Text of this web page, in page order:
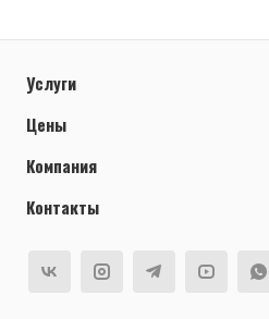
Услуги
Цены
Компания
Контакты